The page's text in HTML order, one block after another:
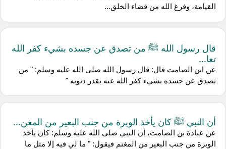
القيامة، وفرغ الله من قضاء الخلق...
قال رسول الله ﷺ من تصدق عن جسده بشيء كفر الله
تعا...
عن ابن الصامت قال: قال رسول الله صلى الله عليه وسلم: " من
تصدق عن جسده بشيء كفر الله عنه بقدر ذنوبه "
أن النبي ﷺ كان يأخذ الوبرة من جنب البعير من المغن...
عن عبادة بن الصامت، أن النبي صلى الله عليه وسلم: كان يأخذ
الوبرة من جنب البعير من المغنم فيقول: " ما لي فيه إلا مثل ما